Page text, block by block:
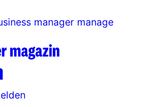
manager manage